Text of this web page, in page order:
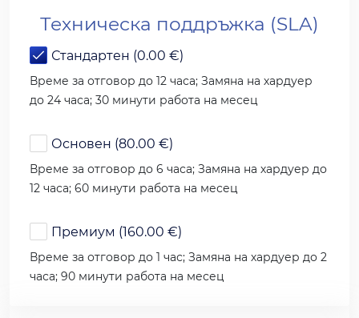
Техническа поддръжка (SLA)
Стандартен (0.00 €)
Време за отговор до 12 часа; Замяна на хардуер
до 24 часа; 30 минути работа на месец
Основен (80.00 €)
Време за отговор до 6 часа; Замяна на хардуер до
12 часа; 60 минути работа на месец
Премиум (160.00 €)
Време за отговор до 1 час; Замяна на хардуер до 2
часа; 90 минути работа на месец